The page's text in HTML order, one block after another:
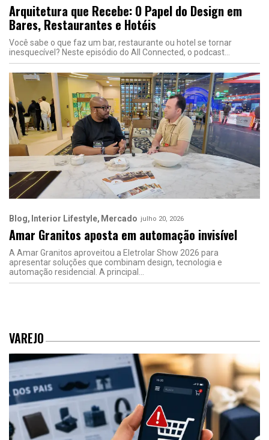
Arquitetura que Recebe: O Papel do Design em
Bares, Restaurantes e Hotéis
Você sabe o que faz um bar, restaurante ou hotel se tornar
inesquecível? Neste episódio do All Connected, o podcast
Blog Interior Lifestyle Mercado julho 20, 2026
Amar Granitos aposta em automação invisível
A Amar Granitos aproveitou a Eletrolar Show 2026 para
apresentar soluções que combinam design, tecnologia e
automação residencial. A principal
VAREJO